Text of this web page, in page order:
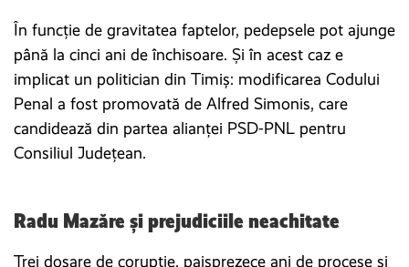
În funcție de gravitatea faptelor, pedepsele pot ajunge
până la cinci ani de închisoare. Și în acest caz e
implicat un politician din Timiș: modificarea Codului
Penal a fost promovată de Alfred Simonis, care
candidează din partea alianței PSD-PNL pentru
Consiliul Județean.
Radu Mazăre și prejudiciile neachitate
Trei dosare de corupție, paisprezece ani de procese și